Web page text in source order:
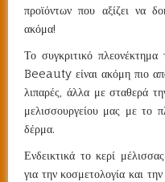
προϊόντων που αξίζει να
ακόμα!
Το συγκριτικό
Beeauty είναι ακόμη πιο
λιπαρές, άλλα με σταθερά
μελισσουργείου μας με το
δέρμα.
Ενδεικτικά το κερί
για την κοσμετολογία και